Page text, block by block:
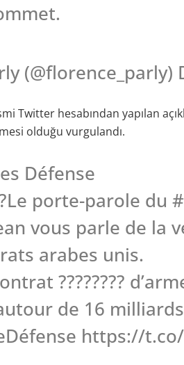
(@florence_parly)
Twitter hesabından yapılan
olduğu vurgulandı.
Défense
porte-parole du
vous parle de la
arabes unis.
????????
de 16 milliards
https://